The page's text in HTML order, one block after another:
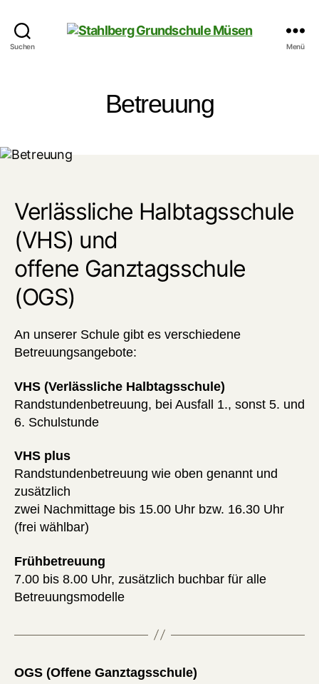
Suchen Menü
Betreuung
Verlässliche Halbtagsschule
(VHS) und
offene Ganztagsschule
(OGS)
An unserer Schule gibt es verschiedene
Betreuungsangebote:
VHS (Verlässliche Halbtagsschule)
Randstundenbetreuung, bei Ausfall 1., sonst 5. und
6. Schulstunde
VHS plus
Randstundenbetreuung wie oben genannt und
zusätzlich
zwei Nachmittage bis 15.00 Uhr bzw. 16.30 Uhr
(frei wählbar)
Frühbetreuung
7.00 bis 8.00 Uhr, zusätzlich buchbar für alle
Betreuungsmodelle
OGS (Offene Ganztagsschule)